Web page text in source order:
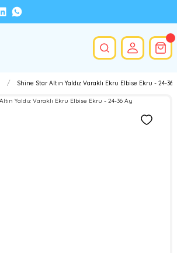
Shine Star Altın Yaldız Varaklı Ekru Elbise Ekru - 24-36